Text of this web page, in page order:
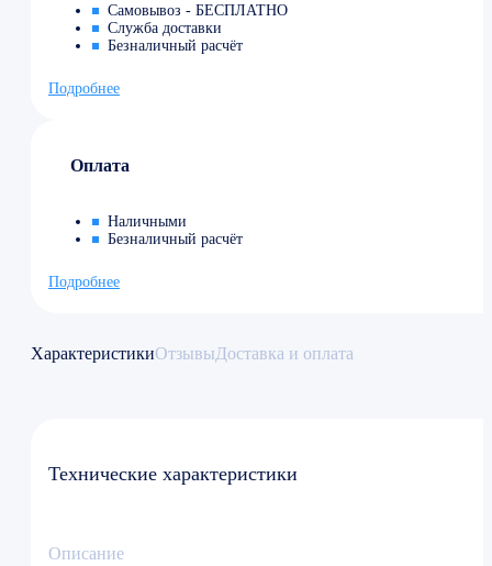
Самовывоз - БЕСПЛАТНО
Служба доставки
Безналичный расчёт
Подробнее
Оплата
Наличными
Безналичный расчёт
Подробнее
ХарактеристикиОтзывыДоставка и оплата
Технические характеристики
Описание